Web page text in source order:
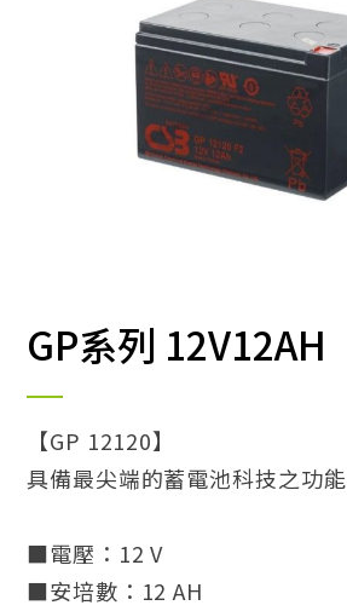
GP系列 12V12AH
【GP 12120】
具備最尖端的蓄電池科技之功能
■電壓：12 V
■安培數：12 AH